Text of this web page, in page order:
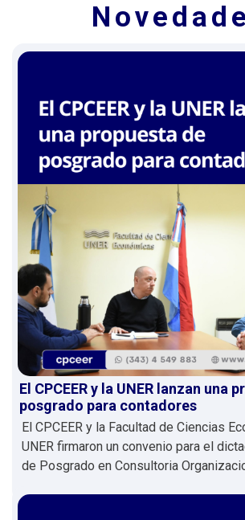
El CPCEER y la UNER lanzan una
posgrado para contadores
El CPCEER y la Facultad de Ciencias
UNER firmaron un convenio para el
de Posgrado en Consultoria